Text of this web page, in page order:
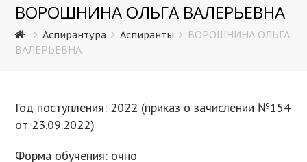
Menu
ВОРОШНИНА ОЛЬГА ВАЛЕРЬЕВНА
Аспирантура Аспиранты
ВОРОШНИНА ОЛЬГА
ВАЛЕРЬЕВНА
Год поступления: 2022 (приказ о зачислении №154
от 23.09.2022)
Форма обучения: очно